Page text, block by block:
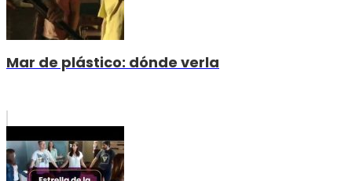
Mar de plástico: dónde verla